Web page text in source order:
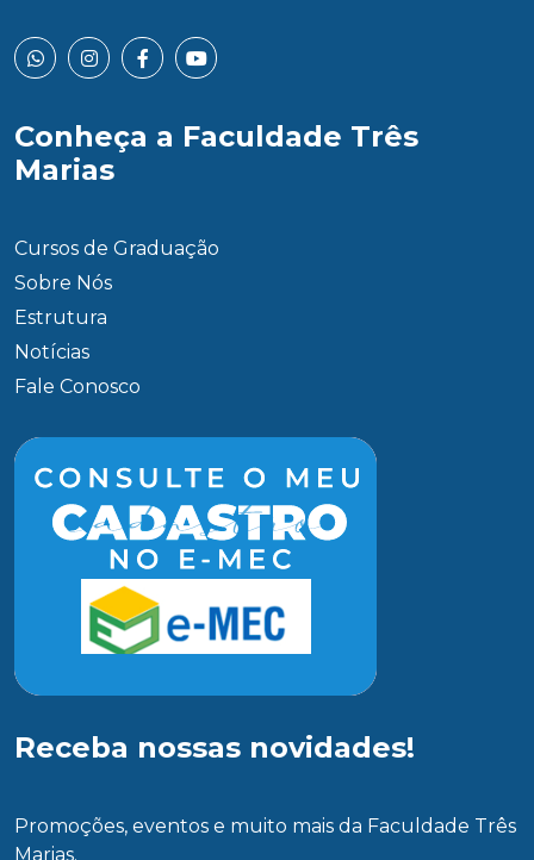
Conheça a Faculdade Três
Marias
Cursos de Graduação
Sobre Nós
Estrutura
Notícias
Fale Conosco
Receba nossas novidades!
Promoções, eventos e muito mais da Faculdade Três
Marias.